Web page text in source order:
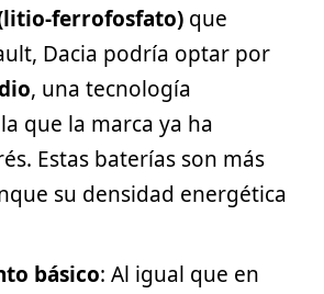
ferrofosfato) que
Dacia podría optar por
, una tecnología
que la marca ya ha
Estas baterías son más
su densidad energética
básico: Al igual que en